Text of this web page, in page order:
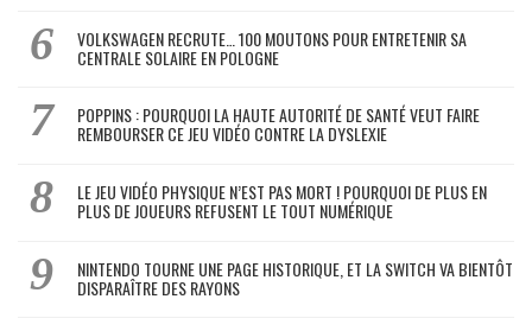
VOLKSWAGEN RECRUTE… 100 MOUTONS POUR ENTRETENIR SA
CENTRALE SOLAIRE EN POLOGNE
POPPINS : POURQUOI LA HAUTE AUTORITÉ DE SANTÉ VEUT FAIRE
REMBOURSER CE JEU VIDÉO CONTRE LA DYSLEXIE
LE JEU VIDÉO PHYSIQUE N’EST PAS MORT ! POURQUOI DE PLUS EN
PLUS DE JOUEURS REFUSENT LE TOUT NUMÉRIQUE
NINTENDO TOURNE UNE PAGE HISTORIQUE, ET LA SWITCH VA BIENTÔT
DISPARAÎTRE DES RAYONS